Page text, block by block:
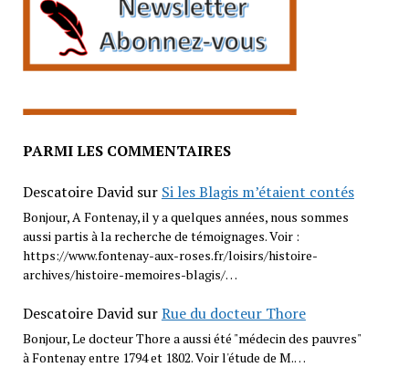
PARMI LES COMMENTAIRES
Descatoire Davidsur Si les Blagis m’étaient contés
Bonjour, A Fontenay, il y a quelques années, nous sommes
aussi partis à la recherche de témoignages. Voir :
https://www.fontenay-aux-roses.fr/loisirs/histoire-
archives/histoire-memoires-blagis/…
Descatoire DavidsurRue du docteur Thore
Bonjour, Le docteur Thore a aussi été "médecin des pauvres"
à Fontenay entre 1794 et 1802. Voir l'étude de M.…